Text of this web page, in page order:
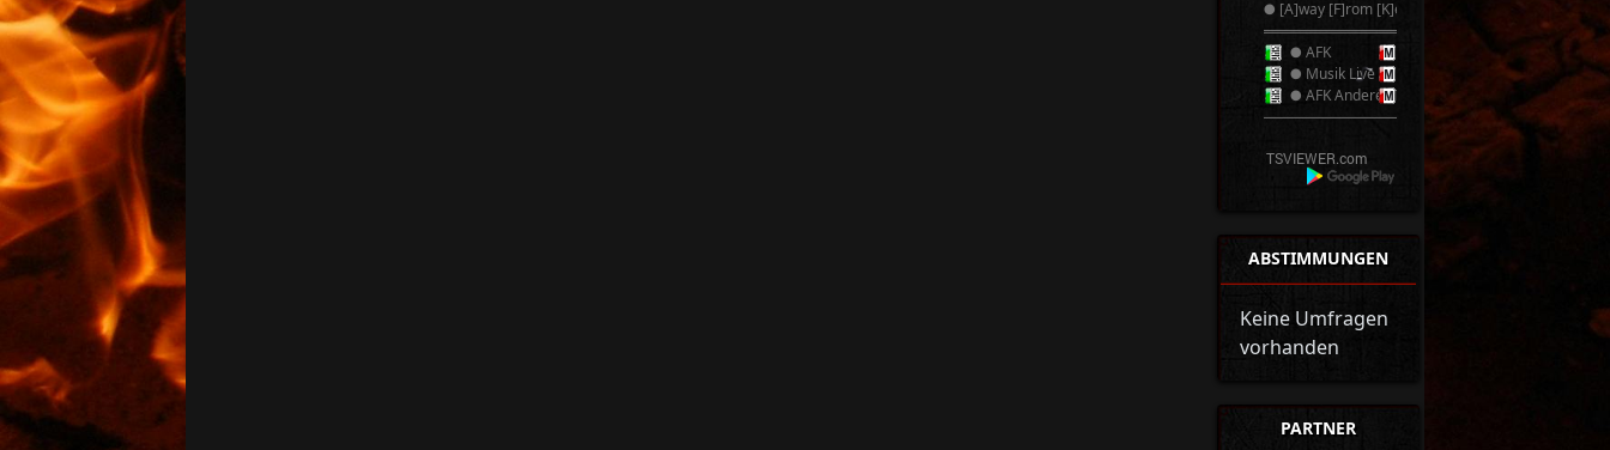
● [A]way [F]rom [K]eyboard ●
══════════
● AFK
● Musik Live
● AFK Anderer TS
──────────
ABSTIMMUNGEN
Keine Umfragen
vorhanden
PARTNER